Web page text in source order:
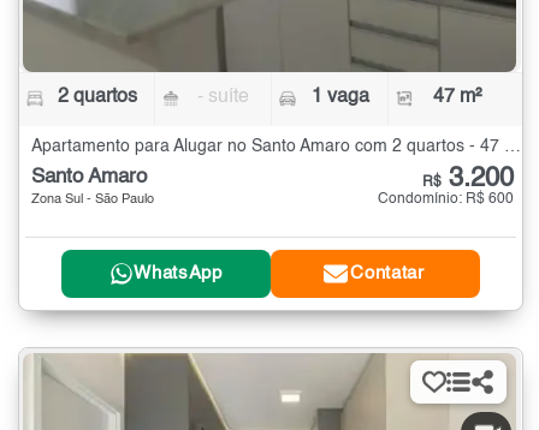
2 quartos - suíte 1 vaga 47 m²
Santo Amaro
Zona Sul - São Paulo
R$ 3.200
Condomínio: R$ 600
WhatsApp Contatar